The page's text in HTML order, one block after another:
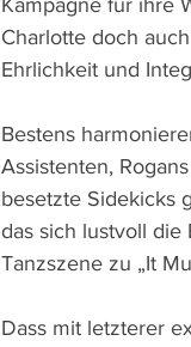
Kampagne für ihre
Charlotte doch
Ehrlichkeit und
Bestens
Assistenten,
besetzte Sidekicks
das sich lustvoll
Tanzszene zu „It
Dass mit letzterer